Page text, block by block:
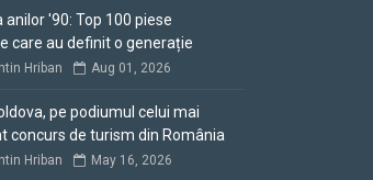
anilor '90: Top 100 piese
care au definit o generație
Hriban Aug 01, 2026
pe podiumul celui mai
concurs de turism din România
Hriban May 16, 2026